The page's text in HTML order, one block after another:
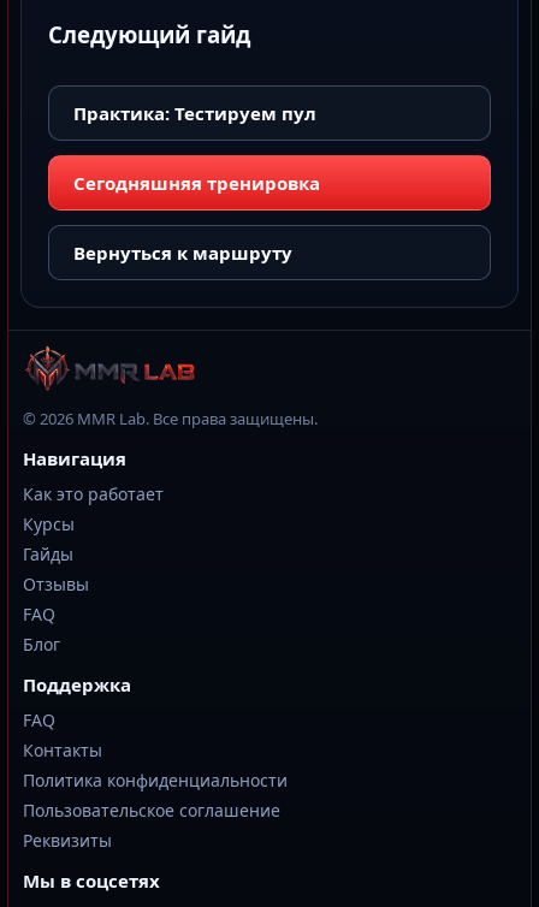
Следующий гайд
Практика: Тестируем пул
Сегодняшняя тренировка
Вернуться к маршруту
© 2026 MMR Lab. Все права защищены.
Навигация
Как это работает
Курсы
Гайды
Отзывы
FAQ
Блог
Поддержка
FAQ
Контакты
Политика конфиденциальности
Пользовательское соглашение
Реквизиты
Мы в соцсетях